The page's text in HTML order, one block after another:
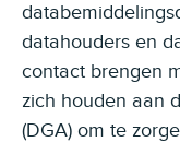
datahouders en
contact brengen
zich houden aan
(DGA) om te